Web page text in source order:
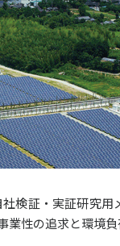
検証・実証研究
性の追求と環境負